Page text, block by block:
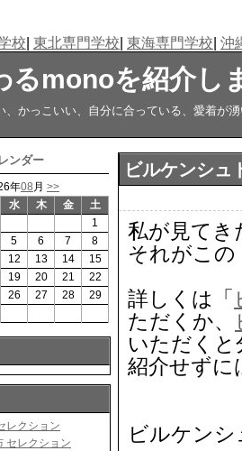
校 東北専門学校 東海専門学校 沖
るmonoを紹介し
、かっこいい、自分に合っている、愛着が
ビルケンシュ
私が見てき
それがこの
詳しくは「
ただくか、
いただく
紹介せずに
ビルケン
ンダー
年08 月 >>
水 木 金
土
1
5 6 7
8
12 13 14
15
19 20 21
22
26 27 28
29
レクション
セレクション